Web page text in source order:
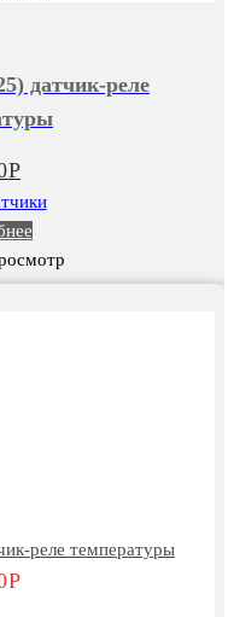
датчик-реле
Р
реле температуры
Р